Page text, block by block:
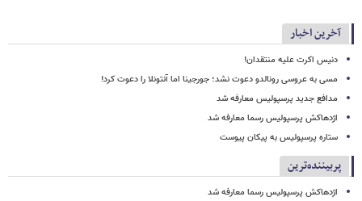
آخرین اخبار
دنیس اکرت علیه منتقدان!
مسی به عروسی رونالدو دعوت نشد؛ جورجینا اما آنتونلا را دعوت کرد!
مدافع جدید پرسپولیس معارفه شد
اژدهاکش پرسپولیس رسما معارفه شد
ستاره پرسپولیس به پیکان پیوست
پربیننده‌ترین
اژدهاکش پرسپولیس رسما معارفه شد